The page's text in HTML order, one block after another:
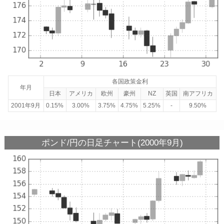
年月
各国政策金利
日本
アメリカ 欧州 豪州 NZ 英国
南アフリカ
2001年9月
0.15% 3.00% 3.75% 4.75% 5.25% - 9.50%
ポンド/円の日足チャート(2000年9月)